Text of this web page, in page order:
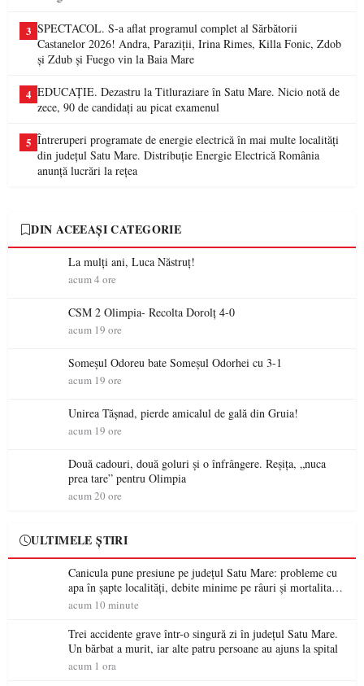
3 SPECTACOL. S-a aflat programul complet al Sărbătorii
Castanelor 2026! Andra, Paraziții, Irina Rimes, Killa Fonic, Zdob
și Zdub și Fuego vin la Baia Mare
4 EDUCAȚIE. Dezastru la Titluraziare în Satu Mare. Nicio notă de
zece, 90 de candidați au picat examenul
5 Întreruperi programate de energie electrică în mai multe localități
din județul Satu Mare. Distribuție Energie Electrică România
anunță lucrări la rețea
DIN ACEEAȘI CATEGORIE
La mulţi ani, Luca Năstruţ!
acum 4 ore
CSM 2 Olimpia- Recolta Dorolț 4-0
acum 19 ore
Someșul Odoreu bate Someșul Odorhei cu 3-1
acum 19 ore
Unirea Tășnad, pierde amicalul de gală din Gruia!
acum 19 ore
Două cadouri, două goluri și o înfrângere. Reșița, „nuca
prea tare” pentru Olimpia
acum 20 ore
ULTIMELE ȘTIRI
Canicula pune presiune pe județul Satu Mare: probleme cu
apa în șapte localități, debite minime pe râuri și mortalitate
piscicolă la Lacul Călinești
acum 10 minute
Trei accidente grave într-o singură zi în județul Satu Mare.
Un bărbat a murit, iar alte patru persoane au ajuns la spital
acum 1 ora